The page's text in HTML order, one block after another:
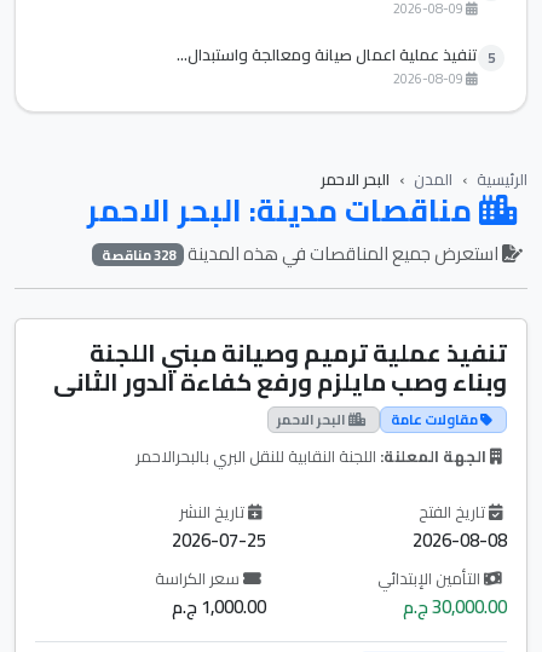
5 تنفيذ عملية اعمال صيانة ومعالجة واستبدال...
الرئيسية المدن البحر الاحمر
مناقصات مدينة: البحر الاحمر
استعرض جميع المناقصات في هذه المدينة 328 مناقصة
تنفيذ عملية ترميم وصيانة مبني اللجنة
وبناء وصب مايلزم ورفع كفاءة الدور الثانى
مقاولات عامة البحر الاحمر
الجهة المعلنة: اللجنة النقابية للنقل البري بالبحرالاحمر
تاريخ الفتح
2026-08-08
تاريخ النشر
2026-07-25
التأمين الإبتدائي
30,000.00 ج.م
سعر الكراسة
1,000.00 ج.م